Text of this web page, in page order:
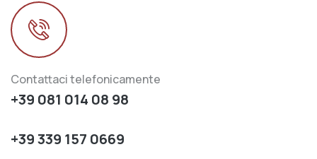
Contattaci telefonicamente
+39 081 014 08 98
+39 339 157 0669